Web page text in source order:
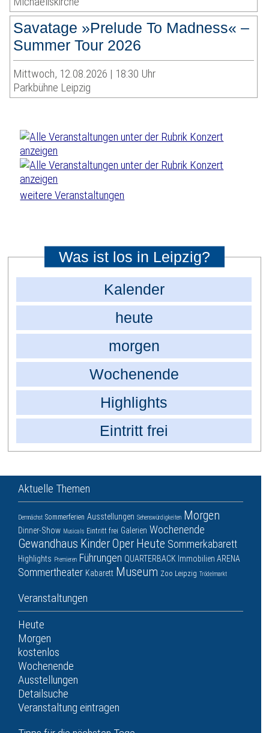
Savatage »Prelude To Madness« –
Summer Tour 2026
Mittwoch, 12.08.2026 | 18:30 Uhr
Parkbühne Leipzig
weitere Veranstaltungen
Was ist los in Leipzig?
Kalender
heute
morgen
Wochenende
Highlights
Eintritt frei
Aktuelle Themen
Demnächst Sommerferien Ausstellungen Sehenswürdigkeiten Morgen
Dinner-Show Musicals Eintritt frei Galerien Wochenende
Gewandhaus KinderOper Heute Sommerkabarett
Highlights Premieren Führungen QUARTERBACK Immobilien ARENA
Sommertheater Kabarett Museum Zoo Leipzig Trödelmarkt
Veranstaltungen
Heute
Morgen
kostenlos
Wochenende
Ausstellungen
Detailsuche
Veranstaltung eintragen